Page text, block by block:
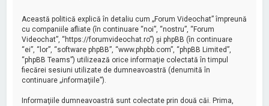
Această politică explică în detaliu cum „Forum Videochat” împreună
cu companiile afliate (în continuare “noi”, “nostru”, “Forum
Videochat”, “https://forumvideochat.ro”) şi phpBB (în continuare
“ei”, “lor”, “software phpBB”, “www.phpbb.com”, “phpBB Limited”,
“phpBB Teams”) utilizează orice informaţie colectată în timpul
fiecărei sesiuni utilizate de dumneavoastră (denumită în
continuare „informaţiile”).
Informaţiile dumneavoastră sunt colectate prin două căi. Prima,